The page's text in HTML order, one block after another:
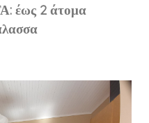
έως 2 άτομα